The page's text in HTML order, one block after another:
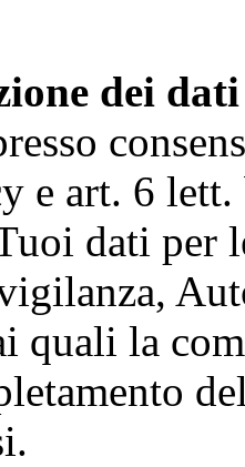
dei dati
e art. 6
dati per
quali la